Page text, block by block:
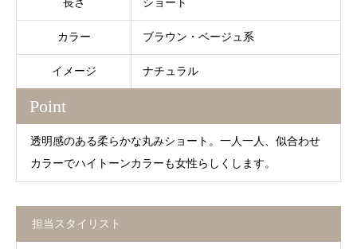
長さ ショート
カラー ブラウン・ベージュ系
イメージ ナチュラル
Point
透明感のある柔らかな丸みショート。一人一人、似合わせ
カラーでハイトーンカラーも女性らしくします。
担当スタイリスト